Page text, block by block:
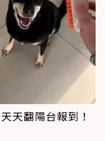
天翻陽台報到！